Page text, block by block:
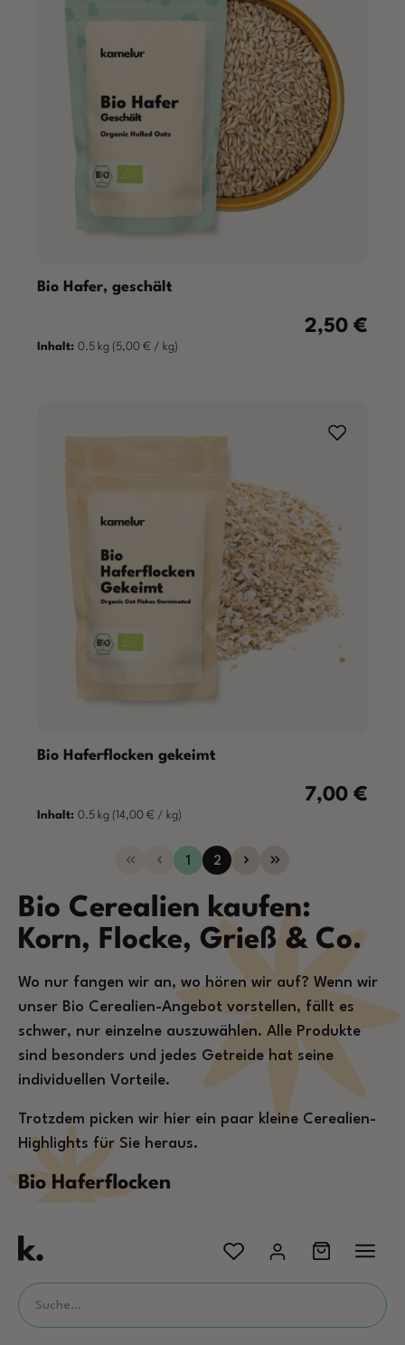
Bio Hafer, geschält
Regulärer
2,50 €
Inhalt: 0.5 kg (5,00 € / kg)
Bio Haferflocken gekeimt
Regulärer
7,00 €
Inhalt: 0.5 kg (14,00 € / kg)
Seite
1 Seite
2
Bio Cerealien kaufen:
Korn, Flocke, Grieß & Co.
Wo nur fangen wir an, wo hören wir auf? Wenn wir
unser Bio Cerealien-Angebot vorstellen, fällt es
schwer, nur einzelne auszuwählen. Alle Produkte
sind besonders und jedes Getreide hat seine
individuellen Vorteile.
Trotzdem picken wir hier ein paar kleine Cerealien-
Highlights für Sie heraus.
Bio Haferflocken
und Müsli verbunden. Eine Schüssel mit
satt. So starten wir gern in den Tag. Toll ist zudem,
dass Haferflocken sich problemlos sowohl in der